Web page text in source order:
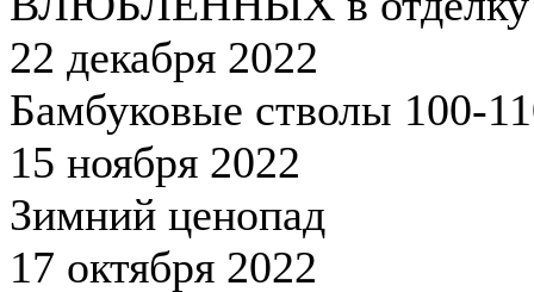
22 декабря 2022
Бамбуковые стволы 100-
15 ноября 2022
Зимний ценопад
17 октября 2022